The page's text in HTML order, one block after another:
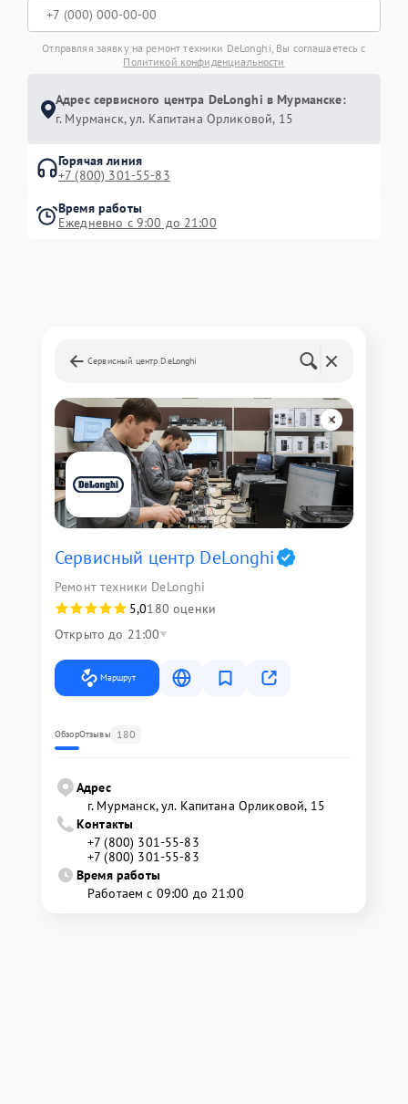
Отправляя заявку на ремонт техники DeLonghi, Вы соглашаетесь с
Политикой конфиденциальности
Адрес сервисного центра DeLonghi в Мурманске:
г. Мурманск, ул. Капитана Орликовой, 15
Горячая линия
+7 (800) 301-55-83
Время работы
Ежедневно с 9:00 до 21:00
Сервисный центр DeLonghi
Сервисный центр DeLonghi
Ремонт техники DeLonghi
5,0180 оценки
Открыто до 21:00
Маршрут
ОбзорОтзывы 180
Адрес
г. Мурманск, ул. Капитана Орликовой, 15
Контакты
+7 (800) 301-55-83
+7 (800) 301-55-83
Время работы
Работаем с 09:00 до 21:00